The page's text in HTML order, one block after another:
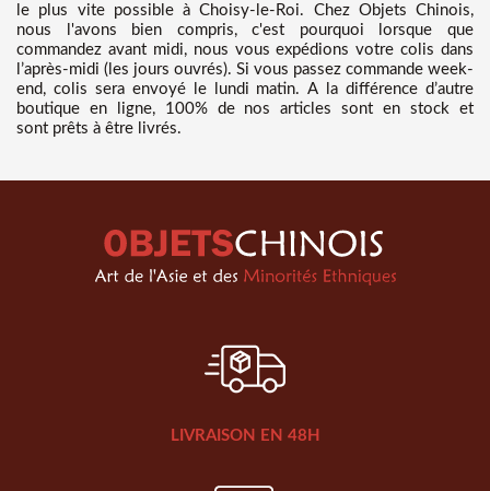
le plus vite possible à Choisy-le-Roi. Chez Objets Chinois,
nous l'avons bien compris, c'est pourquoi lorsque que
commandez avant midi, nous vous expédions votre colis dans
l’après-midi (les jours ouvrés). Si vous passez commande week-
end, colis sera envoyé le lundi matin. A la différence d’autre
boutique en ligne, 100% de nos articles sont en stock et
sont prêts à être livrés.
LIVRAISON EN 48H